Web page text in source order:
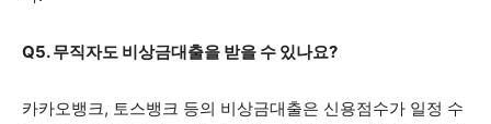
Q5. 무직자도 비상금대출을 받을 수 있나요?
카카오뱅크, 토스뱅크 등의 비상금대출은 신용점수가 일정 수